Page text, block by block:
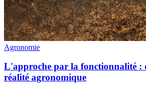
Agronomie
L'approche par la fonctionnalité :
réalité agronomique